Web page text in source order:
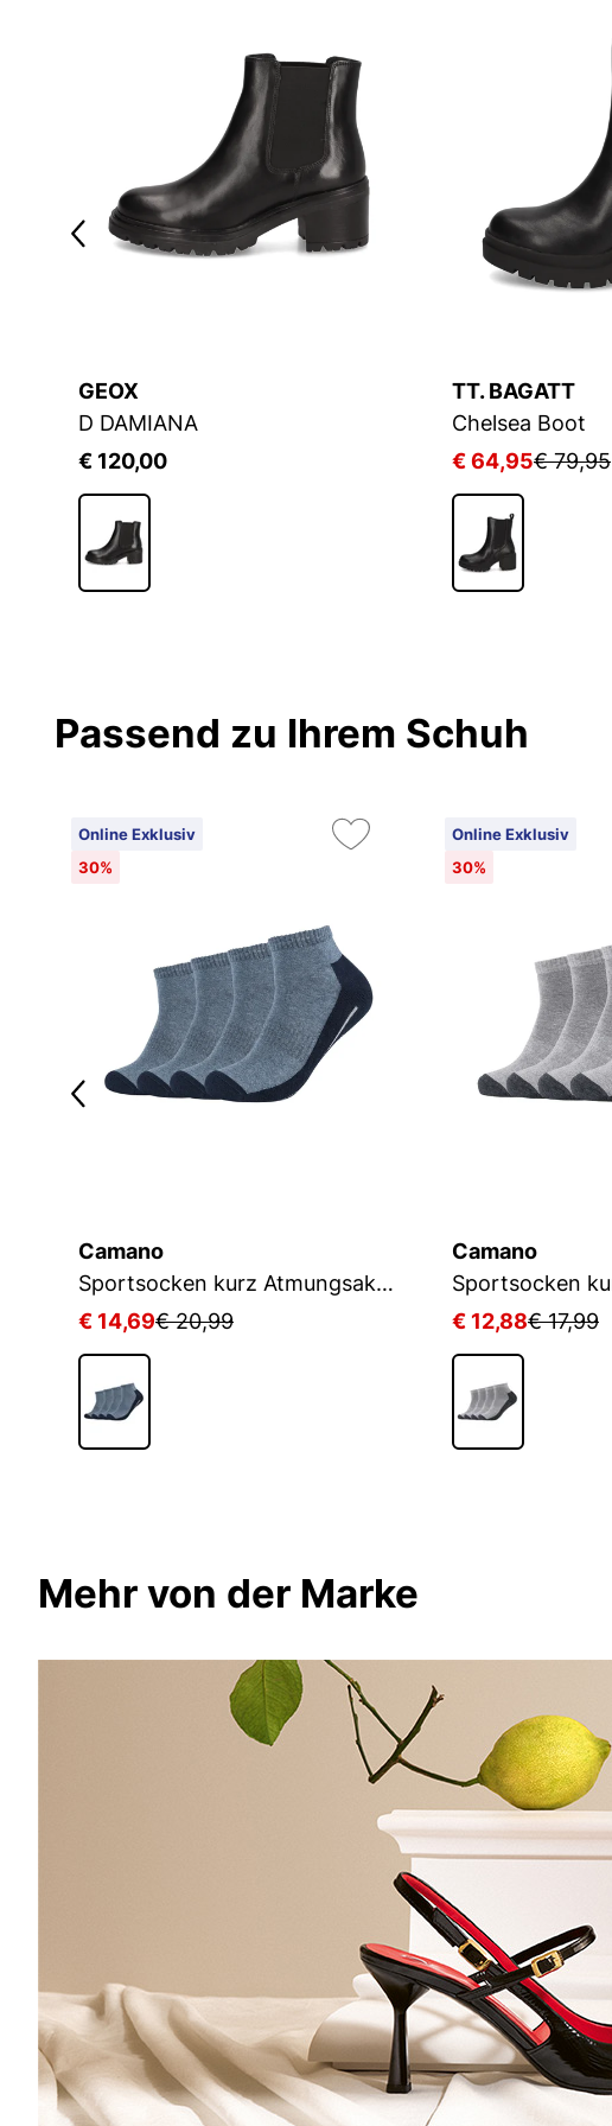
GEOX
D DAMIANA
€ 120,00
TT. BAGATT
Chelsea Boot
€ 64,95€ 79,95
Passend zu Ihrem Schuh
Online Exklusiv
30%
Camano
Sportsocken kurz Atmungsaktiv Bequem Perfekte Passform Tennissocken Verstärkt Herren und Damen pro tex
€ 14,69€ 20,99
Online Exklusiv
30%
Camano
€ 12,88€ 17,99
Mehr von der Marke